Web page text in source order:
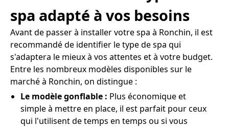
spa adapté à vos besoins
Avant de passer à installer votre spa à Ronchin, il est
recommandé de identifier le type de spa qui
s'adaptera le mieux à vos attentes et à votre budget.
Entre les nombreux modèles disponibles sur le
marché à Ronchin, on distingue :
Le modèle gonflable : Plus économique et
simple à mettre en place, il est parfait pour ceux
qui l'utilisent de temps en temps ou si vous